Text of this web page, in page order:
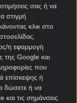
σας ή να
στιγμή
κλικ στο
η εφαρμογή
της Google και
που
επίσκεψης ή
δώσετε ή να
τις σημάνσεις
το
03/08/2026